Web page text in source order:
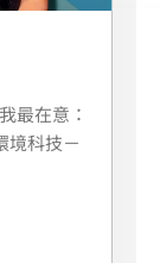
最在意：
境科技－